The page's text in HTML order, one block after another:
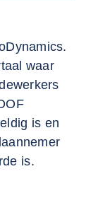
Blog
Over ons
waar
is en
is.